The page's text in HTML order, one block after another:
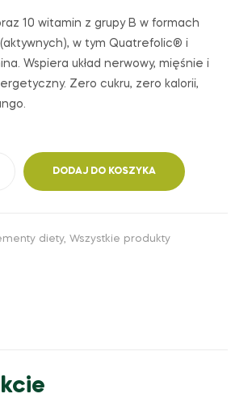
10 witamin z grupy B w formach
w tym Quatrefolic® i
Wspiera układ nerwowy, mięśnie i
Zero cukru, zero kalorii,
DODAJ DO KOSZYKA
diety, Wszystkie produkty